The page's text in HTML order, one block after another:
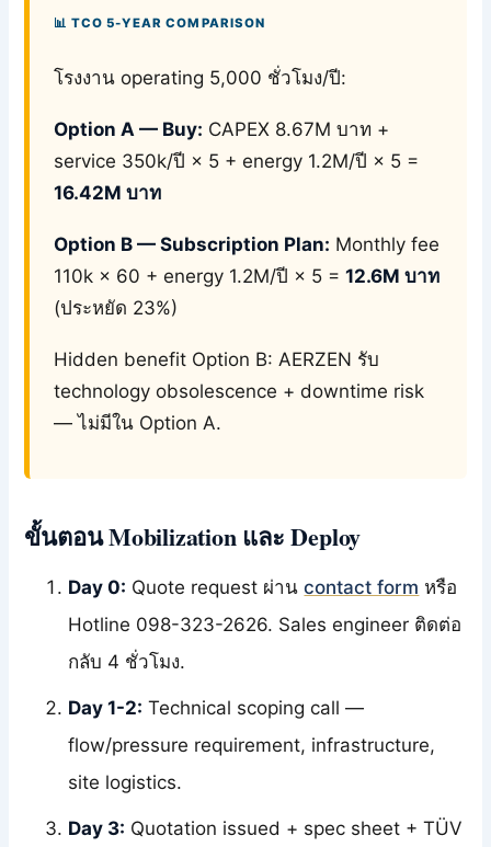
📊 TCO 5-YEAR COMPARISON
โรงงาน operating 5,000 ชั่วโมง/ปี:
Option A — Buy: CAPEX 8.67M บาท +
service 350k/ปี × 5 + energy 1.2M/ปี × 5 =
16.42M บาท
Option B — Subscription Plan: Monthly fee
110k × 60 + energy 1.2M/ปี × 5 =12.6M บาท
(ประหยัด 23%)
Hidden benefit Option B: AERZEN รับ
technology obsolescence + downtime risk
— ไม่มีใน Option A.
ขั้นตอน Mobilization และ Deploy
Day 0: Quote request ผ่านcontact form หรือ
Hotline 098-323-2626. Sales engineer ติดต่อ
กลับ 4 ชั่วโมง.
Day 1-2: Technical scoping call —
flow/pressure requirement, infrastructure,
site logistics.
Day 3: Quotation issued + spec sheet + TÜV